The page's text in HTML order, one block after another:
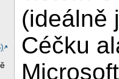
(ideálně
Céčku